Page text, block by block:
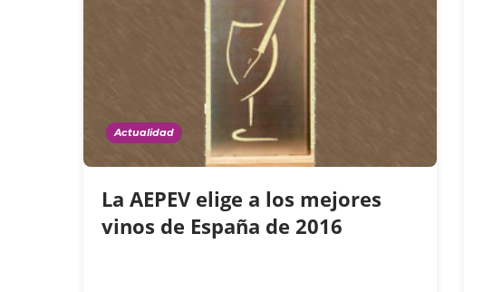
Actualidad
La AEPEV elige a los mejores
vinos de España de 2016